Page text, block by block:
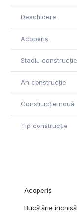
Deschidere
Acoperiș
Stadiu construcție
An construcție
Construcție nouă
Tip construcție
Acoperiș
Bucătărie închisă